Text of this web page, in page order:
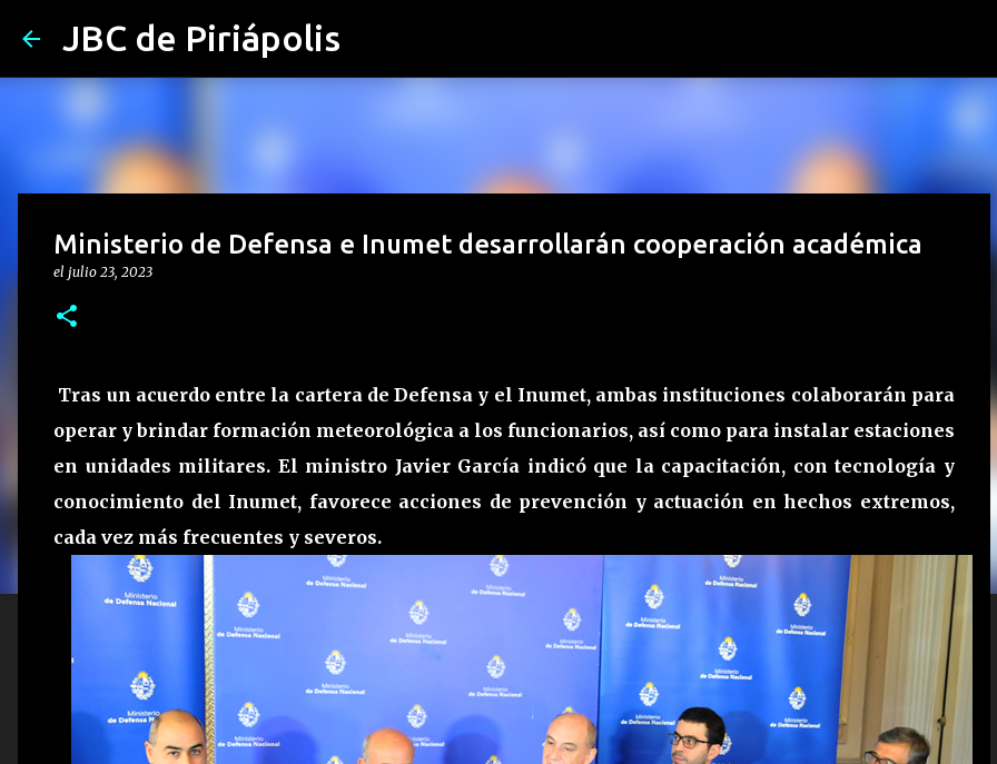
JBC de Piriápolis
Ministerio de Defensa e Inumet desarrollarán cooperación académica
el julio 23, 2023
Tras un acuerdo entre la cartera de Defensa y el Inumet, ambas instituciones colaborarán para
operar y brindar formación meteorológica a los funcionarios, así como para instalar estaciones
en unidades militares. El ministro Javier García indicó que la capacitación, con tecnología y
conocimiento del Inumet, favorece acciones de prevención y actuación en hechos extremos,
cada vez más frecuentes y severos.